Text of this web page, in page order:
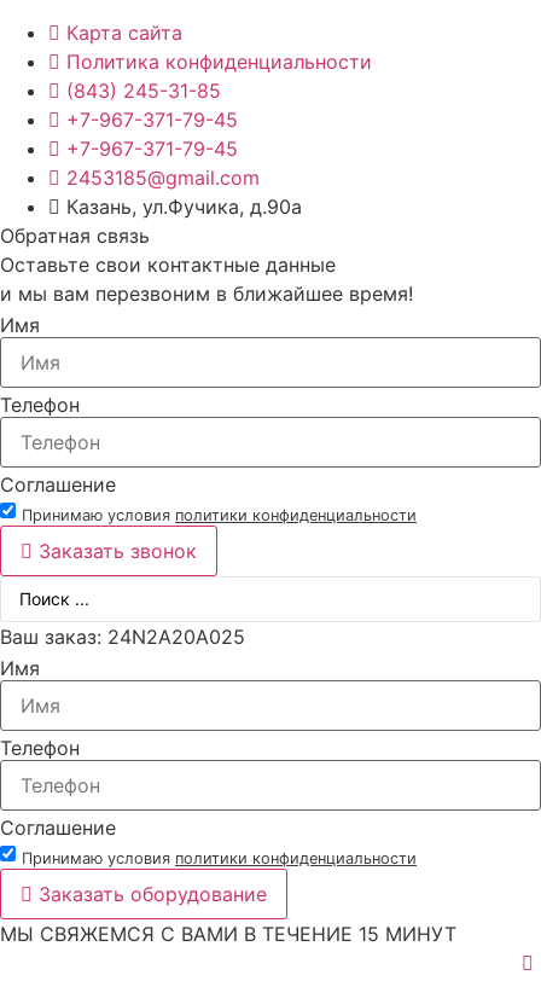
Карта сайта
Политика конфиденциальности
(843) 245-31-85
+7-967-371-79-45
+7-967-371-79-45
2453185@gmail.com
Казань, ул.Фучика, д.90а
Обратная связь
Оставьте свои контактные данные
и мы вам перезвоним в ближайшее время!
Имя
Телефон
Соглашение
Принимаю условия политики конфиденциальности
Заказать звонок
Ваш заказ: 24N2A20A025
Имя
Телефон
Соглашение
Принимаю условия политики конфиденциальности
Заказать оборудование
МЫ СВЯЖЕМСЯ С ВАМИ В ТЕЧЕНИЕ 15 МИНУТ